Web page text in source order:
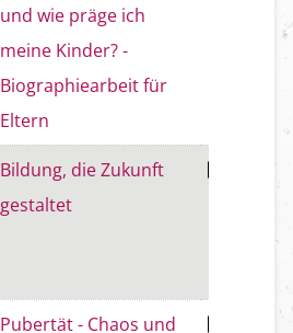
und wie präge ich
meine Kinder? -
Biographiearbeit für
Eltern
Bildung, die Zukunft
gestaltet
Pubertät - Chaos und